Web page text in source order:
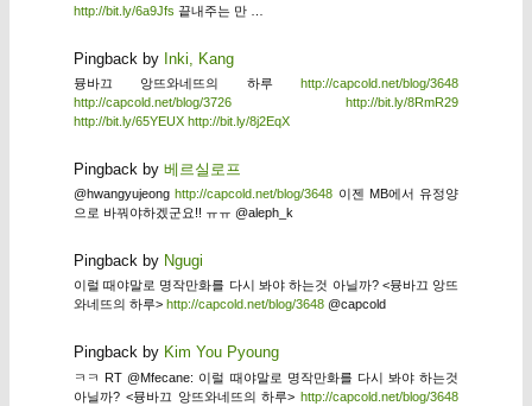
http://bit.ly/6a9Jfs 끝내주는 만 …
Pingback by Inki, Kang
뮹바끄 앙뜨와네뜨의 하루http://capcold.net/blog/3648
http://capcold.net/blog/3726
http://bit.ly/8RmR29
http://bit.ly/65YEUX http://bit.ly/8j2EqX
Pingback by 베르실로프
@hwangyujeonghttp://capcold.net/blog/3648 이젠 MB에서 유정양
으로 바꿔야하겠군요!! ㅠㅠ @aleph_k
Pingback by Ngugi
이럴 때야말로 명작만화를 다시 봐야 하는것 아닐까? <뮹바끄 앙뜨
와네뜨의 하루> http://capcold.net/blog/3648@capcold
Pingback by Kim You Pyoung
ㅋㅋ RT @Mfecane: 이럴 때야말로 명작만화를 다시 봐야 하는것
아닐까? <뮹바끄 앙뜨와네뜨의 하루>http://capcold.net/blog/3648